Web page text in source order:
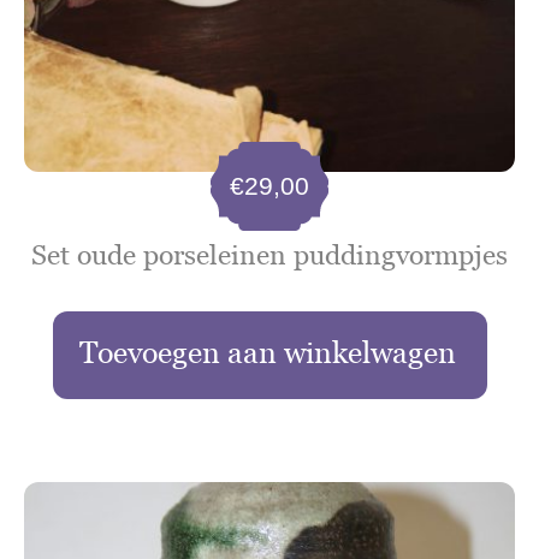
Set oude porseleinen puddingvormpjes
€29,00
Toevoegen aan winkelwagen